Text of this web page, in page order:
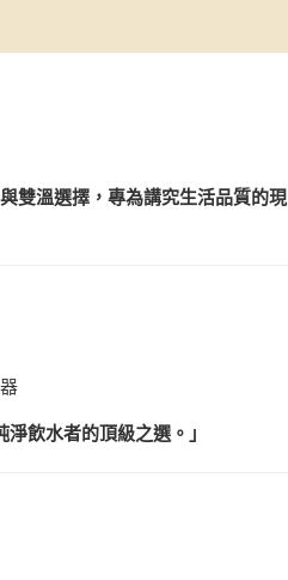
雙溫選擇，專為講究生活品質的現
飲水者的頂級之選。」